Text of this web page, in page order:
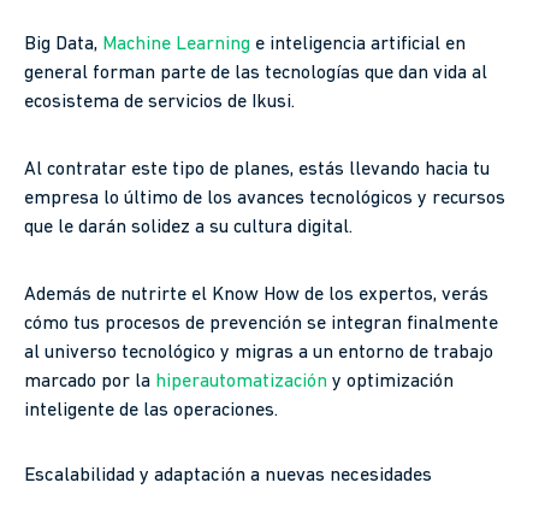
Big Data, Machine Learning e inteligencia artificial en
general forman parte de las tecnologías que dan vida al
ecosistema de servicios de Ikusi.
Al contratar este tipo de planes, estás llevando hacia tu
empresa lo último de los avances tecnológicos y recursos
que le darán solidez a su cultura digital.
Además de nutrirte el Know How de los expertos, verás
cómo tus procesos de prevención se integran finalmente
al universo tecnológico y migras a un entorno de trabajo
marcado por la hiperautomatización y optimización
inteligente de las operaciones.
Escalabilidad y adaptación a nuevas necesidades